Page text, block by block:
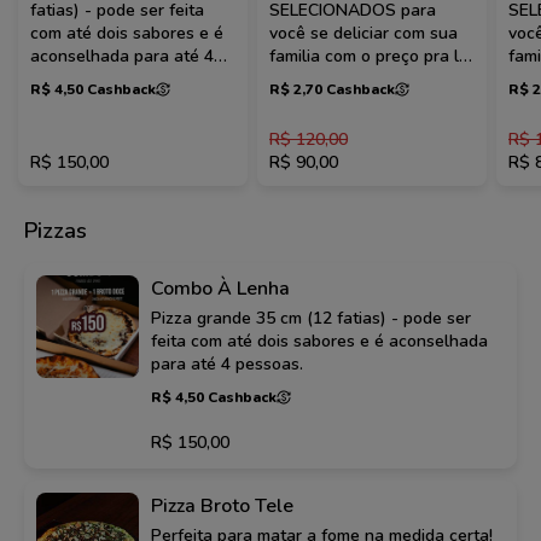
fatias) - pode ser feita
com até dois sabores e é
aconselhada para até 4
pessoas.
R$ 4,50 Cashback
R$ 150,00
SELECIONADOS para
você se deliciar com sua
familia com o preço pra lá
de ESPECIAL! Aproveite,
promoção por tempo
limitado!
R$ 2,70 Cashback
R$ 120,00
R$ 90,00
de
R$
R$
R$
Pizzas
Combo À Lenha
Pizza grande 35 cm (12 fatias) - pode ser
feita com até dois sabores e é aconselhada
para até 4 pessoas.
R$ 4,50 Cashback
R$ 150,00
Pizza Broto Tele
Perfeita para matar a fome na medida certa!